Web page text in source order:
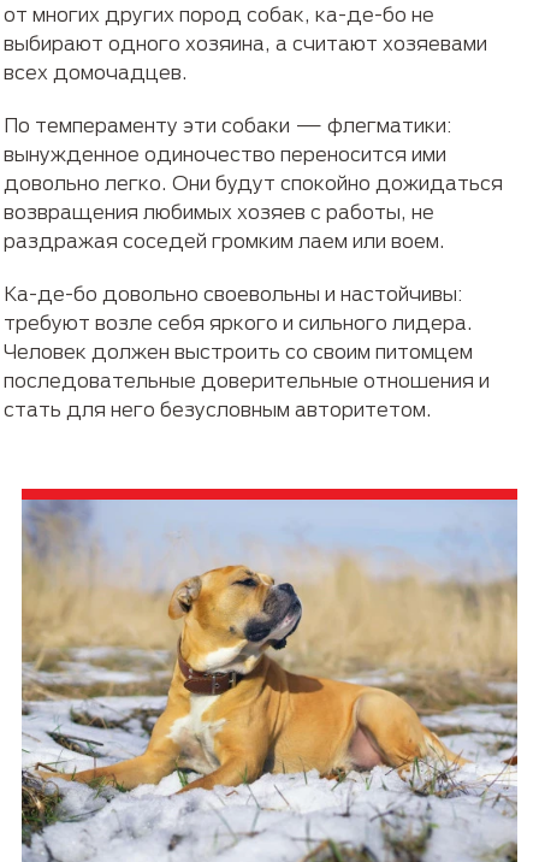
от многих других пород собак, ка-де-бо не
выбирают одного хозяина, а считают хозяевами
всех домочадцев.
По темпераменту эти собаки — флегматики:
вынужденное одиночество переносится ими
довольно легко. Они будут спокойно дожидаться
возвращения любимых хозяев с работы, не
раздражая соседей громким лаем или воем.
Ка-де-бо довольно своевольны и настойчивы:
требуют возле себя яркого и сильного лидера.
Человек должен выстроить со своим питомцем
последовательные доверительные отношения и
стать для него безусловным авторитетом.